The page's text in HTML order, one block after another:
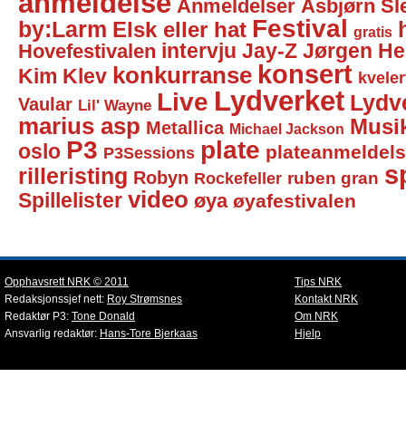
Anmeldelser Asbjørn
by:Larm Elsk eller hat Festival gratis
Hovefestivalen intervju Jay-Z Jørgen
Kim Klev konkurranse konsert
Vaular Lil' Wayne Live Lydverket
marius asp Metallica Michael Jackson
oslo P3 P3Sessions plate
rilleristing Robyn Rockefeller ruben gran
Spillelister video øya øyafestivalen
Opphavsrett NRK © 2011
Redaksjonssjef nett: Roy Strømsnes
Redaktør P3: Tone Donald
Ansvarlig redaktør: Hans-Tore Bjerkaas
Tips NRK
Kontakt NRK
Om NRK
Hjelp